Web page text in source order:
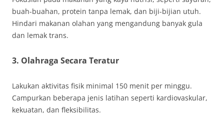
buah-buahan, protein tanpa lemak, dan biji-bijian utuh.
Hindari makanan olahan yang mengandung banyak gula
dan lemak trans.
3. Olahraga Secara Teratur
Lakukan aktivitas fisik minimal 150 menit per minggu.
Campurkan beberapa jenis latihan seperti kardiovaskular,
kekuatan, dan fleksibilitas.